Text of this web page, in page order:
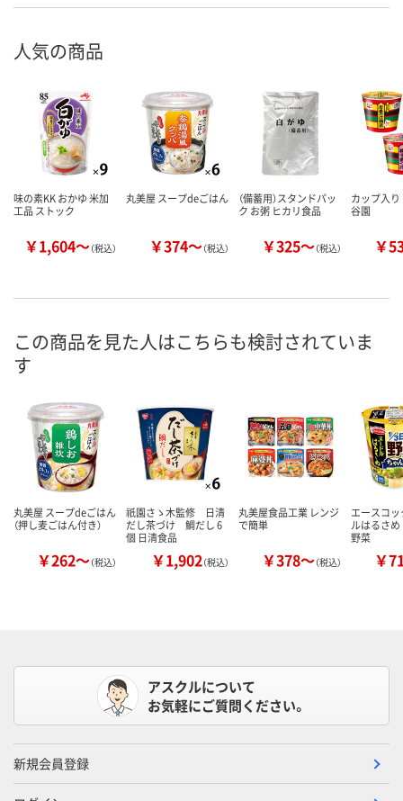
人気の商品
味の素KK おかゆ 米加
工品 ストック
￥1,604～（税込）
丸美屋 スープdeごはん
￥374～（税込）
（備蓄用）スタンドパッ
ク お粥 ヒカリ食品
￥325～（税込）
カップ入
谷園
￥
この商品を見た人はこちらも検討されていま
す
丸美屋 スープdeごはん
（押し麦ごはん付き）
￥262～（税込）
祇園さゝ木監修 日清
だし茶づけ 鯛だし 6
個 日清食品
￥1,902（税込）
丸美屋食品工業 レンジ
で簡単
￥378～（税込）
エースコ
ルはるさ
野菜
￥
アスクルについて
お気軽にご質問ください。
新規会員登録